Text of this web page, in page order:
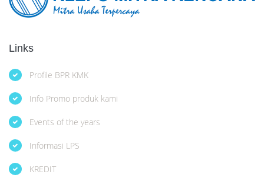
Links
Profile BPR KMK
Info Promo produk kami
Events of the years
Informasi LPS
KREDIT